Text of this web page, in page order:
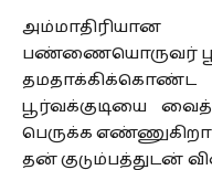
பண்ணையொருவர்
தமதாக்கிக்கொண்ட
பூர்வக்குடியை
பெருக்க
தன் குடும்பத்துடன்